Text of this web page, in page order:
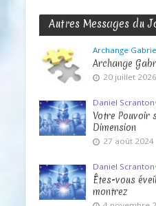
Autres Messages du
Archange
Archange
20 juillet 2026
Daniel Scranton•
Votre Pouvoir
Dimension
27 août 2024
Daniel Scranton•
Êtes-vous
montrez